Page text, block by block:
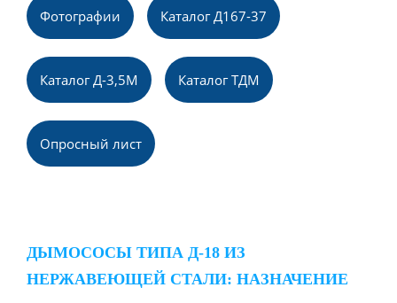
Фотографии Каталог Д167-37
Каталог Д-3,5М Каталог ТДМ
Опpосный лист
ДЫМОСОСЫ ТИПА Д-18 ИЗ
НЕРЖАВЕЮЩЕЙ СТАЛИ: НАЗНАЧЕНИЕ